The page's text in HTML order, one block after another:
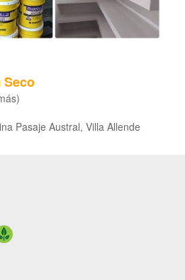
Seco
Pasaje Austral, Villa Allende